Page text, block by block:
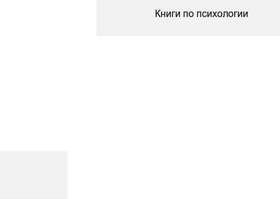
Книги по психологии